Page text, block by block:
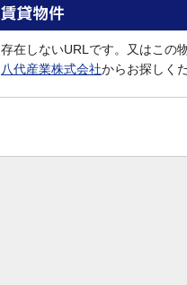
存在しないURLです。又はこの
八代産業株式会社からお探しく